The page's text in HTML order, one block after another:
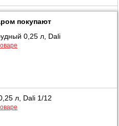
покупают
0,25 л, Dali
л, Dali 1/12